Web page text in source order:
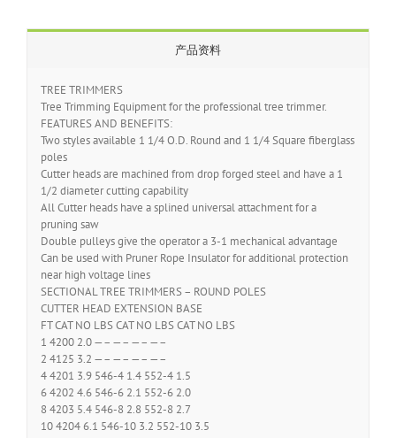
产品资料
TREE TRIMMERS
Tree Trimming Equipment for the professional tree trimmer.
FEATURES AND BENEFITS:
Two styles available 1 1/4 O.D. Round and 1 1/4 Square fiberglass
poles
Cutter heads are machined from drop forged steel and have a 1
1/2 diameter cutting capability
All Cutter heads have a splined universal attachment for a
pruning saw
Double pulleys give the operator a 3-1 mechanical advantage
Can be used with Pruner Rope Insulator for additional protection
near high voltage lines
SECTIONAL TREE TRIMMERS – ROUND POLES
CUTTER HEAD EXTENSION BASE
FT CAT NO LBS CAT NO LBS CAT NO LBS
1 4200 2.0 —– —– —– —–
2 4125 3.2 —– —– —– —–
4 4201 3.9 546-4 1.4 552-4 1.5
6 4202 4.6 546-6 2.1 552-6 2.0
8 4203 5.4 546-8 2.8 552-8 2.7
10 4204 6.1 546-10 3.2 552-10 3.5